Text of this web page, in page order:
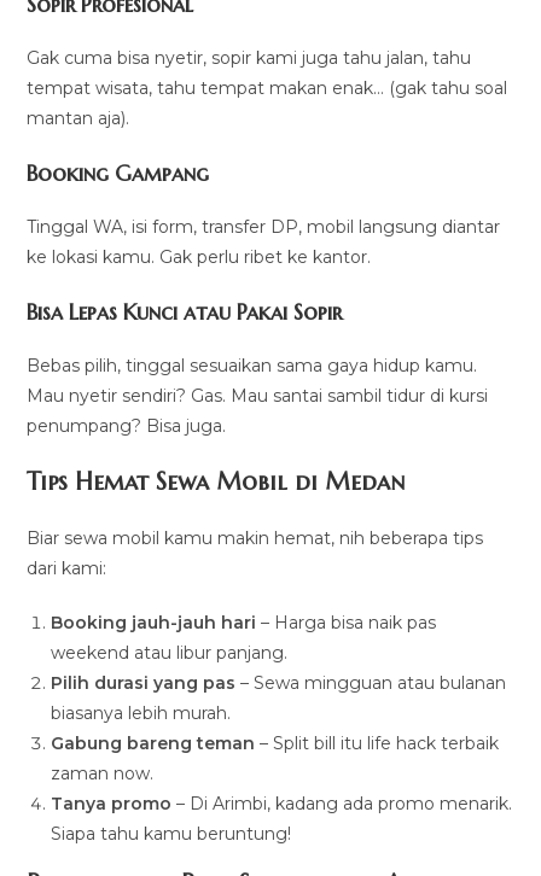
Gak cuma bisa nyetir, sopir kami juga tahu jalan, tahu
tempat wisata, tahu tempat makan enak… (gak tahu soal
mantan aja).
Booking Gampang
Tinggal WA, isi form, transfer DP, mobil langsung diantar
ke lokasi kamu. Gak perlu ribet ke kantor.
Bisa Lepas Kunci atau Pakai Sopir
Bebas pilih, tinggal sesuaikan sama gaya hidup kamu.
Mau nyetir sendiri? Gas. Mau santai sambil tidur di kursi
penumpang? Bisa juga.
Tips Hemat Sewa Mobil di Medan
Biar sewa mobil kamu makin hemat, nih beberapa tips
dari kami:
Booking jauh-jauh hari – Harga bisa naik pas
weekend atau libur panjang.
Pilih durasi yang pas – Sewa mingguan atau bulanan
biasanya lebih murah.
Gabung bareng teman – Split bill itu life hack terbaik
zaman now.
Tanya promo – Di Arimbi, kadang ada promo menarik.
Siapa tahu kamu beruntung!